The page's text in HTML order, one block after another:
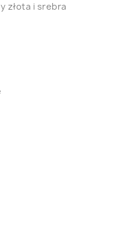
złota i srebra